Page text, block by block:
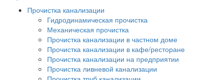
Прочистка канализации
Гидродинамическая прочистка
Механическая прочистка
Прочистка канализации в частном доме
Прочистка канализации в кафе/ресторане
Прочистка канализации на предприятии
Прочистка ливневой канализации